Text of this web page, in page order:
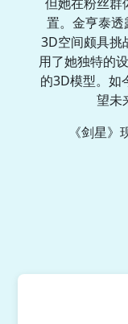
但她在粉丝群
置。金亨泰
3D空间颇具挑
用了她独特的
的3D模型。如
望未
《剑星